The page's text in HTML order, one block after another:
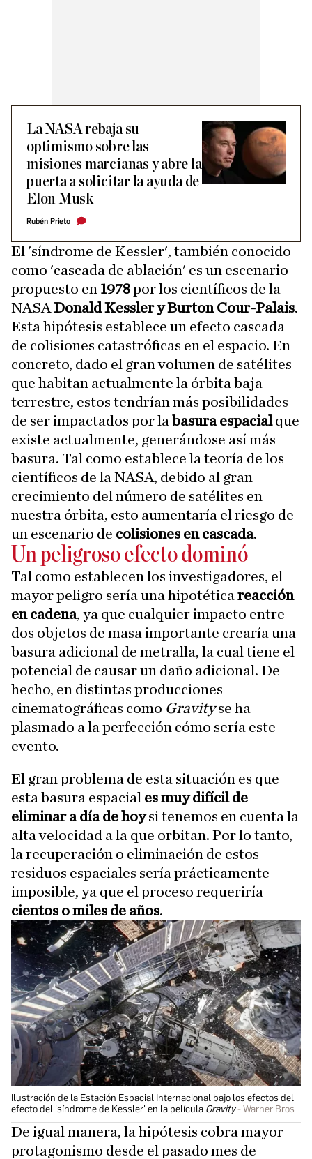
La NASA rebaja su
optimismo sobre las
misiones marcianas y abre la
puerta a solicitar la ayuda de
Elon Musk
Rubén Prieto
El 'síndrome de Kessler', también conocido
como 'cascada de ablación' es un escenario
propuesto en 1978por los científicos de la
NASA Donald Kessler y Burton Cour-Palais.
Esta hipótesis establece un efecto cascada
de colisiones catastróficas en el espacio. En
concreto, dado el gran volumen de satélites
que habitan actualmente la órbita baja
terrestre, estos tendrían más posibilidades
de ser impactados por la basura espacialque
existe actualmente, generándose así más
basura. Tal como establece la teoría de los
científicos de la NASA, debido al gran
crecimiento del número de satélites en
nuestra órbita, esto aumentaría el riesgo de
un escenario de colisiones en cascada.
Un peligroso efecto dominó
Tal como establecen los investigadores, el
mayor peligro sería una hipotética reacción
en cadena, ya que cualquier impacto entre
dos objetos de masa importante crearía una
basura adicional de metralla, la cual tiene el
potencial de causar un daño adicional. De
hecho, en distintas producciones
cinematográficas como Gravityse ha
plasmado a la perfección cómo sería este
evento.
El gran problema de esta situación es que
esta basura espacial es muy difícil de
eliminar a día de hoysi tenemos en cuenta la
alta velocidad a la que orbitan. Por lo tanto,
la recuperación o eliminación de estos
residuos espaciales sería prácticamente
imposible, ya que el proceso requeriría
cientos o miles de años.
Ilustración de la Estación Espacial Internacional bajo los efectos del
efecto del 'síndrome de Kessler' en la película Gravity Warner Bros
De igual manera, la hipótesis cobra mayor
protagonismo desde el pasado mes de